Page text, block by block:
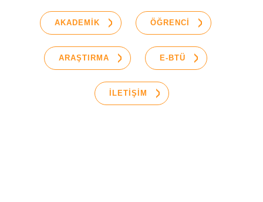
AKADEMİK ÖĞRENCİ
ARAŞTIRMA E-BTÜ
İLETİŞİM